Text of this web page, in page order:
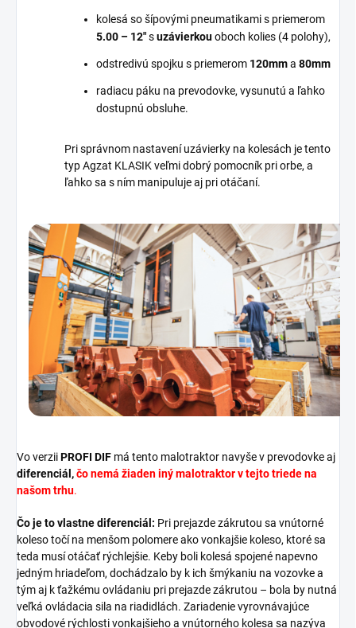
kolesá so šípovými pneumatikami s priemerom
5.00 – 12″suzávierkouoboch kolies (4 polohy),
odstredivú spojku s priemerom 120mma 80mm
radiacu páku na prevodovke, vysunutú a ľahko
dostupnú obsluhe.
Pri správnom nastavení uzávierky na kolesách je tento
typ Agzat KLASIK veľmi dobrý pomocník pri orbe, a
ľahko sa s ním manipuluje aj pri otáčaní.
Vo verziiPROFI DIF má tento malotraktor navyše v prevodovke aj
diferenciál,čo nemá žiaden iný malotraktor v tejto triede na
našom trhu.
Čo je to vlastne diferenciál: Pri prejazde zákrutou sa vnútorné
koleso točí na menšom polomere ako vonkajšie koleso, ktoré sa
teda musí otáčať rýchlejšie. Keby boli kolesá spojené napevno
jedným hriadeľom, dochádzalo by k ich šmýkaniu na vozovke a
tým aj k ťažkému ovládaniu pri prejazde zákrutou – bola by nutná
veľká ovládacia sila na riadidlách. Zariadenie vyrovnávajúce
obvodové rýchlosti vonkajšieho a vnútorného kolesa sa nazýva